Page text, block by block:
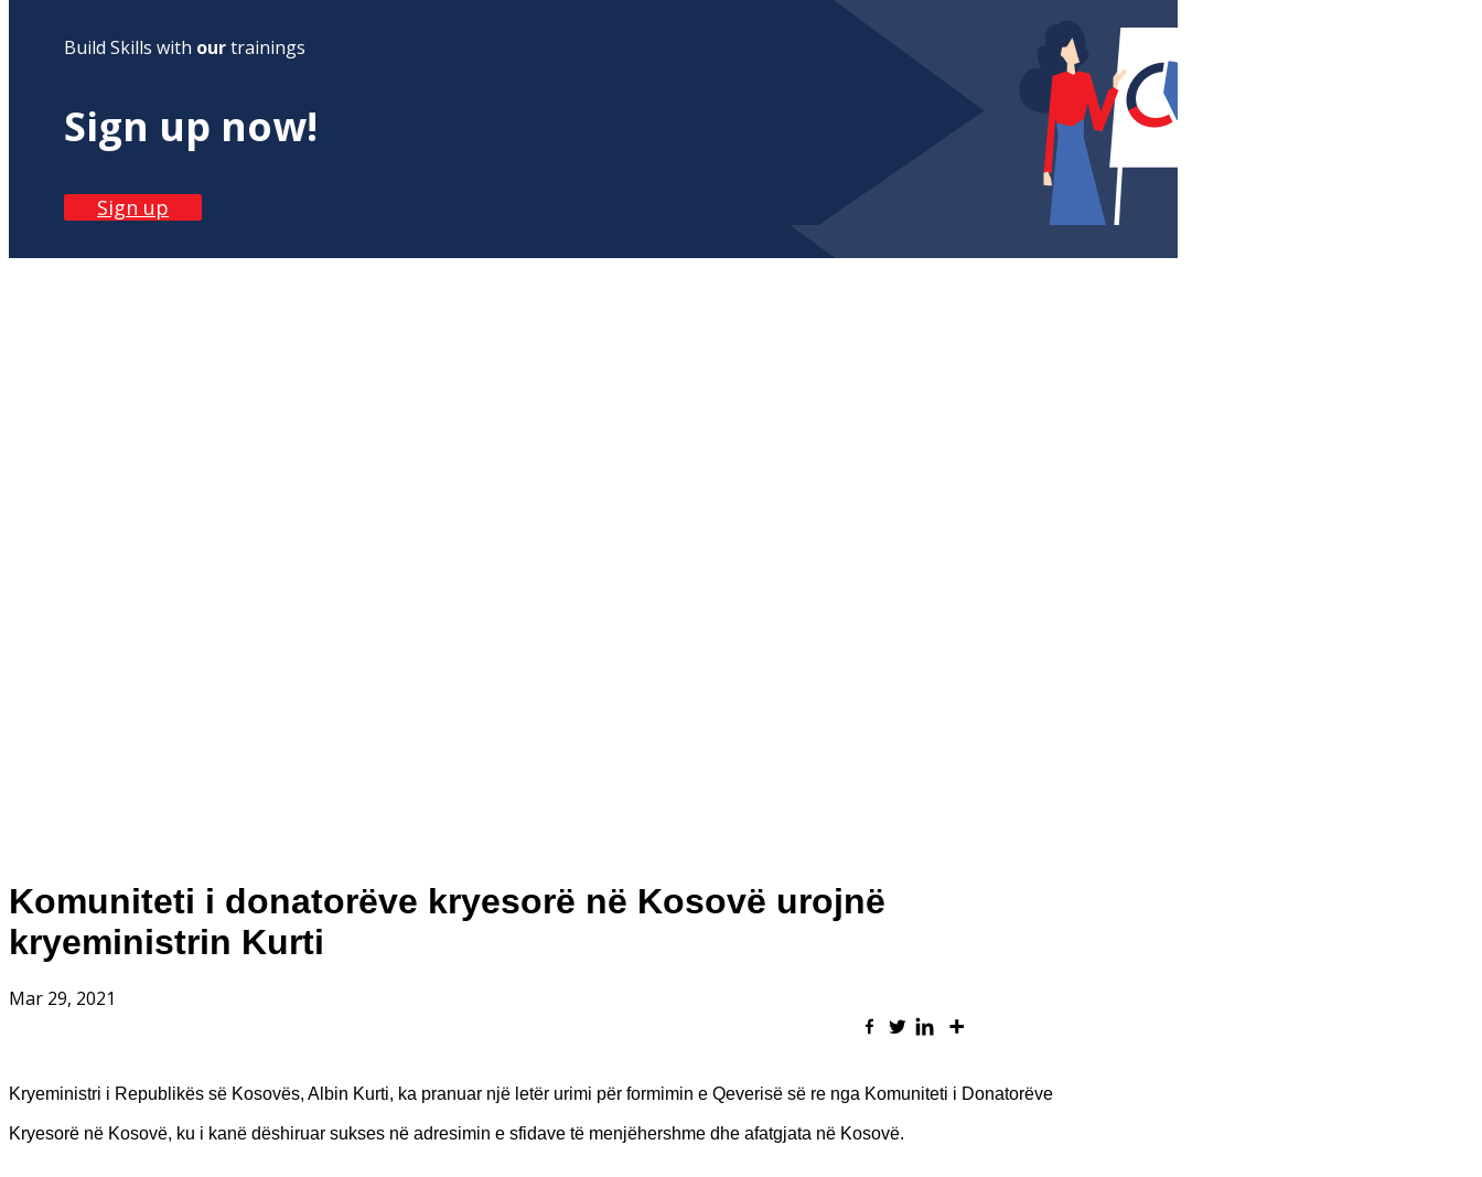
Build Skills with ourtrainings
Sign up now!
Sign up
Komuniteti i donatorëve kryesorë në Kosovë urojnë
kryeministrin Kurti
Mar 29, 2021
Kryeministri i Republikës së Kosovës, Albin Kurti, ka pranuar një letër urimi për formimin e Qeverisë së re nga Komuniteti i Donatorëve
Kryesorë në Kosovë, ku i kanë dëshiruar sukses në adresimin e sfidave të menjëhershme dhe afatgjata në Kosovë.